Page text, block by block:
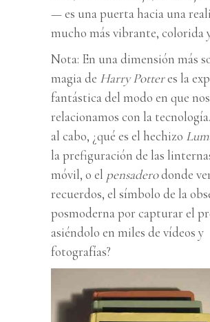
— es una puerta hacia una
mucho más vibrante, colorida
Nota: En una dimensión más
magia de Harry Potteres la
fantástica del modo en que nos
relacionamos con la
al cabo, ¿qué es el hechizo
la prefiguración de las
móvil, o el pensaderodonde
recuerdos, el símbolo de la
posmoderna por capturar el
asiéndolo en miles de vídeos y
fotografías?